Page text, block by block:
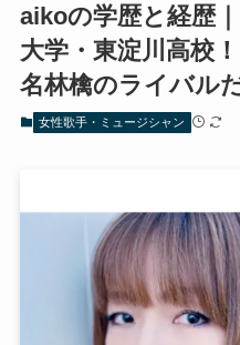
aikoの学歴と経歴
大学・東淀川高校
名林檎のライバル
女性歌手・ミュージシャン